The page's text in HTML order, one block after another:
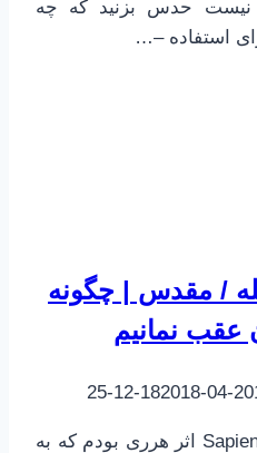
حدس بزنید که چه
استفاده –…
/ مقدس | چگونه
عقب نمانیم
2018-12-25
در حال مرور کتاب Sapiens اثر هرری بودم که به